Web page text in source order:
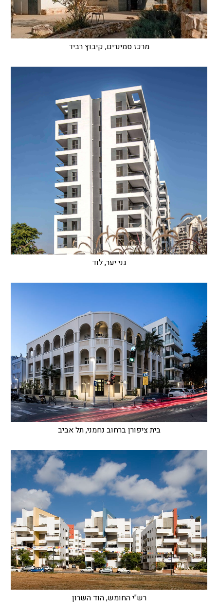
מרכז סמינרים, קיבוץ רביד
גני יער, לוד
בית ציפורן ברחוב נחמני, תל אביב
רש"י החומש, הוד השרון